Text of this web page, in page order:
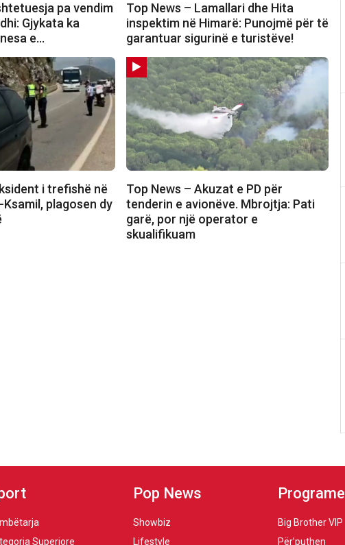
pa vendim
Gjykata ka
e…
Top News – Lamallari dhe Hita
inspektim në Himarë: Punojmë për të
garantuar sigurinë e turistëve!
i trefishë në
plagosen dy
Top News – Akuzat e PD për
tenderin e avionëve. Mbrojtja: Pati
garë, por një operator e
skualifikuam
Superiore
Pop News
Showbiz
Lifestyle
Programe
Big Brother VIP
Për’puthen